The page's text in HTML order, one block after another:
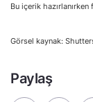
Bu içerik
Görsel kaynak:
Paylaş